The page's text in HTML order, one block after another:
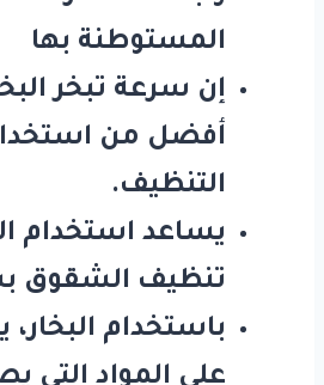
المستوطنة بها
إن سرعة تبخر
أفضل من
التنظيف.
يساعد استخدام
تنظيف الشقوق
باستخدام البخار،
على المواد